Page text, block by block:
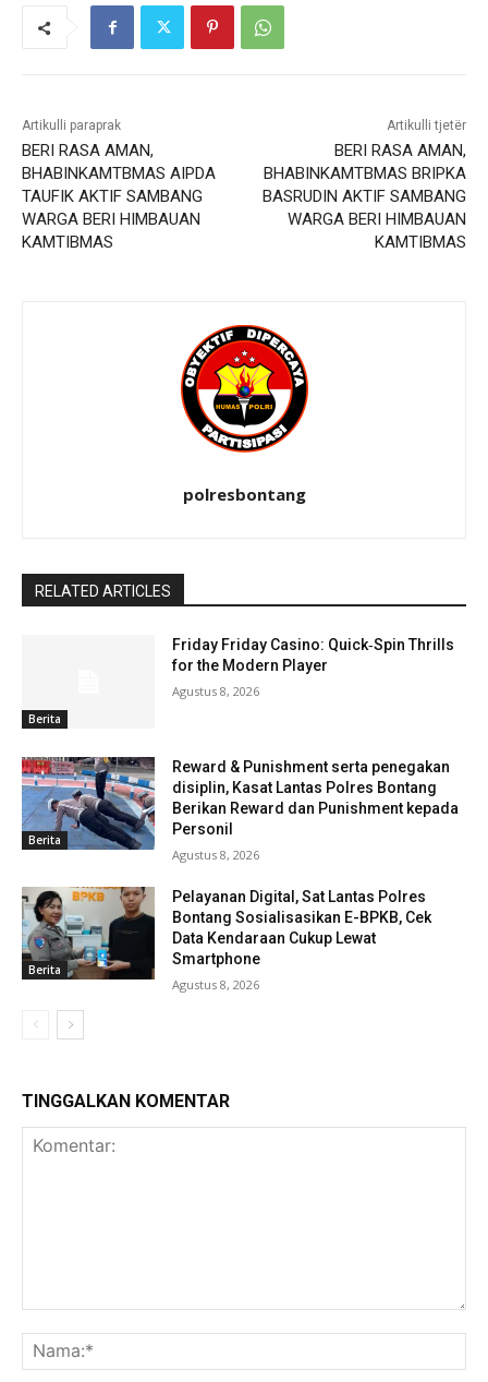
Artikulli paraprak
BERI RASA AMAN,
BHABINKAMTBMAS AIPDA
TAUFIK AKTIF SAMBANG
WARGA BERI HIMBAUAN
KAMTIBMAS
Artikulli tjetër
BERI RASA AMAN,
BHABINKAMTBMAS BRIPKA
BASRUDIN AKTIF SAMBANG
WARGA BERI HIMBAUAN
KAMTIBMAS
polresbontang
RELATED ARTICLES
Berita
Friday Friday Casino: Quick‑Spin Thrills
for the Modern Player
Agustus 8, 2026
Berita
Reward & Punishment serta penegakan
disiplin, Kasat Lantas Polres Bontang
Berikan Reward dan Punishment kepada
Personil
Agustus 8, 2026
Berita
Pelayanan Digital, Sat Lantas Polres
Bontang Sosialisasikan E-BPKB, Cek
Data Kendaraan Cukup Lewat
Smartphone
Agustus 8, 2026
TINGGALKAN KOMENTAR